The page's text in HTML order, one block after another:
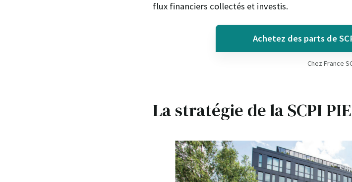
flux financiers collectés et investis.
Achetez des parts de
Chez France
La stratégie de la SCPI